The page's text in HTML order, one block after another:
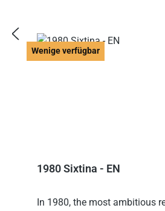
Wenige verfügbar
1980 Sixtina - EN
In 1980, the most ambitious